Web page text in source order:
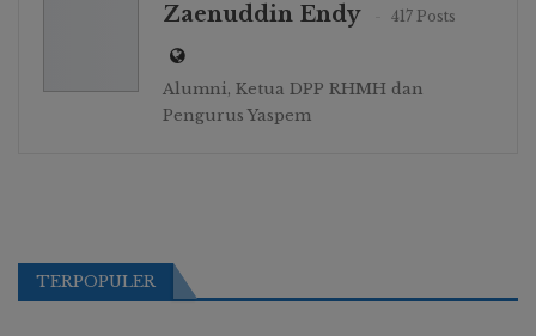
Zaenuddin Endy 417 Posts
Alumni, Ketua DPP RHMH dan
Pengurus Yaspem
TERPOPULER